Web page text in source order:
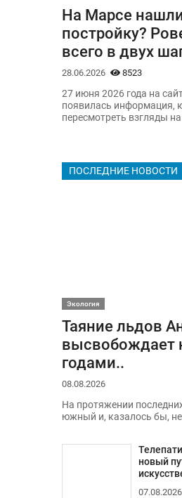
На Марсе
постройку?
всего в двух
28.06.2026 8523
27 июня 2026 года на
появилась информация,
пересмотреть взгляды
ПОСЛЕДНИЕ НОВОСТИ
Экология
Таяние льдов
высвобождает
годами..
08.08.2026
На протяжении
южный и, казалось бы,
новый
07.08.2026